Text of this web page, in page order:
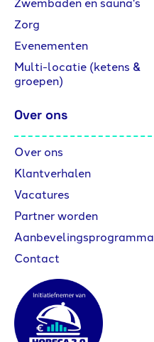
Zorg
Evenementen
Multi-locatie (ketens &
groepen)
Over ons
Over ons
Klantverhalen
Vacatures
Partner worden
Aanbevelingsprogramma
Contact